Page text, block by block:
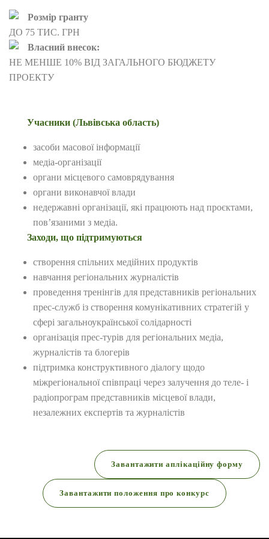
Розмір гранту
ДО 75 ТИС. ГРН
Власний внесок:
НЕ МЕНШЕ 10% ВІД ЗАГАЛЬНОГО БЮДЖЕТУ
ПРОЕКТУ
Учасники (Львівська область)
засоби масової інформації
медіа-організації
органи місцевого самоврядування
органи виконавчої влади
недержавні організації, які працюють над проєктами,
пов’язаними з медіа.
Заходи, що підтримуються
створення спільних медійних продуктів
навчання регіональних журналістів
проведення тренінгів для представників регіональних
прес-служб із створення комунікативних стратегій у
сфері загальноукраїнської солідарності
організація прес-турів для регіональних медіа,
журналістів та блогерів
підтримка конструктивного діалогу щодо
міжрегіональної співпраці через залучення до теле- і
радіопрограм представників місцевої влади,
незалежних експертів та журналістів
Завантажити аплікаційну форму
Завантажити положення про конкурс